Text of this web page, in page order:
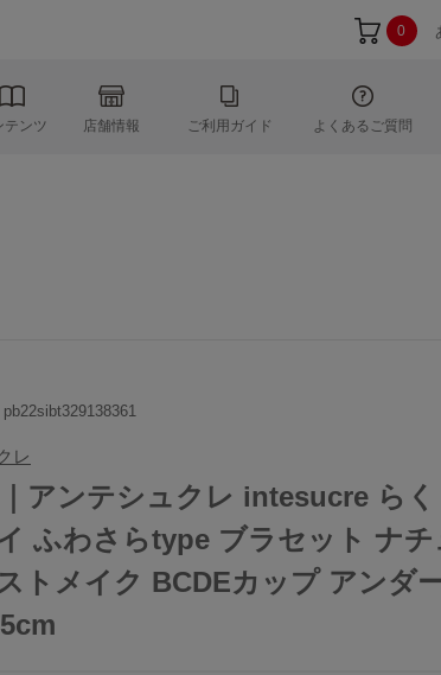
0
テンツ 店舗情報 ご利用ガイド よくあるご質問
レ
アンテシュクレ intesucre らく
ふわさらtype ブラセット ナチ
トメイク BCDEカップ アンダ